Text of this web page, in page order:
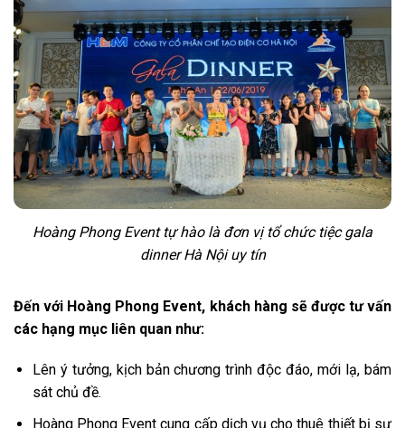
Hoàng Phong Event tự hào là đơn vị tổ chức tiệc gala
dinner Hà Nội uy tín
Đến với Hoàng Phong Event, khách hàng sẽ được tư vấn
các hạng mục liên quan như:
Lên ý tưởng, kịch bản chương trình độc đáo, mới lạ, bám
sát chủ đề.
Hoàng Phong Event cung cấp dịch vụ cho thuê thiết bị sự